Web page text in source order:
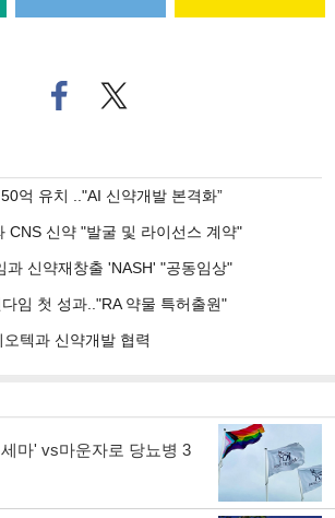
페
이
로
기
사
유
기
트위
터로
억 유치 .."AI 신약개발 본격화”
CNS 신약 "발굴 및 라이선스 계약"
과 신약재창출 'NASH' "공동임상"
임 첫 성과.."RA 약물 특허출원"
텍과 신약개발 협력
마' vs마운자로 당뇨병 3